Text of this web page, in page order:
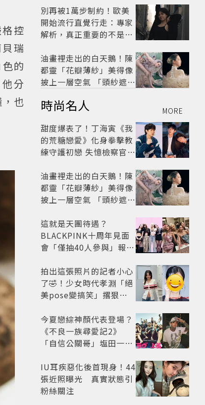
控
瑞
的
分
也
別再被1萬步制約！歐美
開始流行直覺行走：專家
解析，真正重要的不是步
油畫裡走出的白天鵝！陳
都靈「花瓣薄紗」美得像
披上一層空氣 「頭紗遮
太仙
時尚名人 MORE
甜度爆表了！丁海寅《我
的荒糖戀愛》化身拳擊教
練守護初戀 失憶檢察官×
劇
油畫裡走出的白天鵝！陳
都靈「花瓣薄紗」美得像
披上一層空氣 「頭紗遮
太仙
這就是天團待遇？
BLACKPINK十周年見面
會「僅抽40人參與」報名
怒了😡
拍出這張照片的記者小心
了🤣！少女時代孝淵「絕
美pose變搞笑」撂狠
今夏戀綜神顏代表登場？
《不良一族尋愛記2》
「自信公關哥」塩田一馬
老闆
IU耳疾惡化後首現身！44
張近照曝光 真實狀態引
粉絲關注